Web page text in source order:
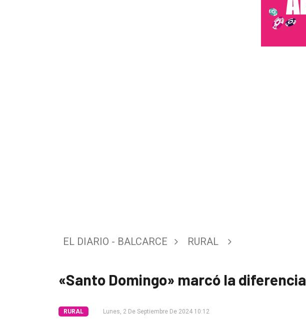
Entrevistas
EL DIARIO - BALCARCE RURAL
«Santo Domingo» marcó la diferencia
RURAL Lunes, 2 De Septiembre De 2024 10:12